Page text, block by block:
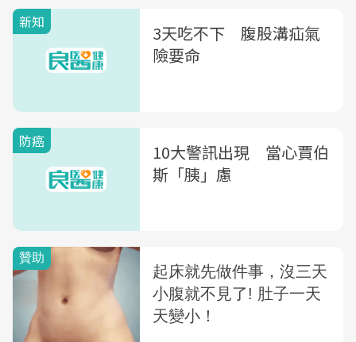
新知
3天吃不下 腹股溝疝氣
險要命
防癌
10大警訊出現 當心賈伯
斯「胰」慮